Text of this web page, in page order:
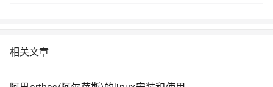
相关文章